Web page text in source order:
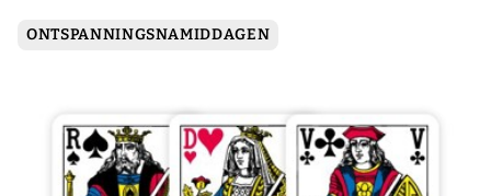
ONTSPANNINGSNAMIDDAGEN